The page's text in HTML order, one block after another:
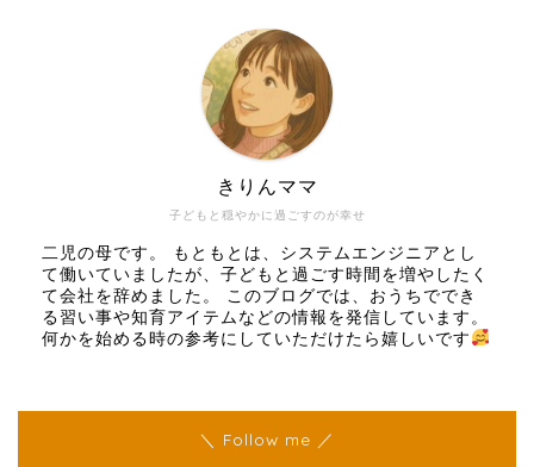
子どもと穏やかに過ごすのが幸せ
きりんママ
二児の母です。 もともとは、システムエンジニアとし
て働いていましたが、子どもと過ごす時間を増やしたく
て会社を辞めました。 このブログでは、おうちででき
る習い事や知育アイテムなどの情報を発信しています。
何かを始める時の参考にしていただけたら嬉しいです
＼ Follow me ／